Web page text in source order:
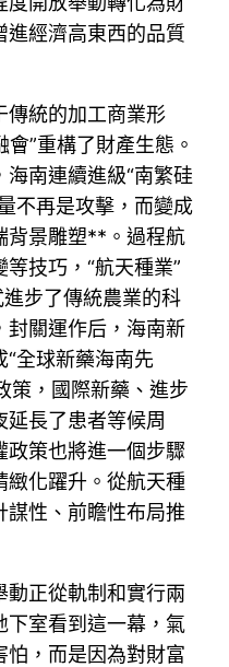
進經濟高東西的品質
傳統的加工商業形
”重構了財產生態。
南連續進級“南繁硅
不再是攻擊，而變成
背景雕塑**。過程航
等技巧，“航天種業”
步了傳統農業的科
封關運作后，海南新
全球新藥海南先
策，國際新藥、進步
長了患者等候周
政策也將進一個步驟
緻化躍升。從航天種
謀性、前瞻性布局推
動正從軌制和實行兩
下室看到這一幕，氣
怕，而是因為對財富